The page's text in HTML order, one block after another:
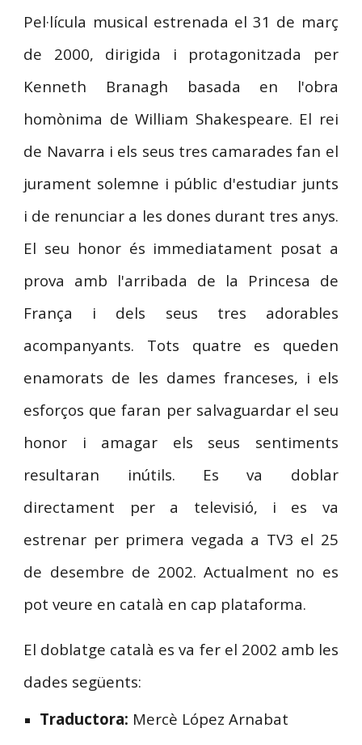
Pel·lícula musical estrenada el 31 de març
de 2000, dirigida i protagonitzada per
Kenneth Branagh basada en l'obra
homònima de William Shakespeare. El rei
de Navarra i els seus tres camarades fan el
jurament solemne i públic d'estudiar junts
i de renunciar a les dones durant tres anys.
El seu honor és immediatament posat a
prova amb l'arribada de la Princesa de
França i dels seus tres adorables
acompanyants. Tots quatre es queden
enamorats de les dames franceses, i els
esforços que faran per salvaguardar el seu
honor i amagar els seus sentiments
resultaran inútils. Es va doblar
directament per a televisió, i es va
estrenar per primera vegada a TV3 el 25
de desembre de 2002. Actualment no es
pot veure en català en cap plataforma.
El doblatge català es va fer el 2002 amb les
dades següents:
Traductora: Mercè López Arnabat